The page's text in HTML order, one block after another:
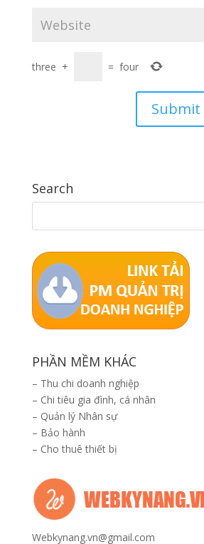
three + = four
Search
PHẦN MỀM KHÁC
– Thu chi doanh nghiệp
– Chi tiêu gia đình, cá nhân
– Quản lý Nhân sự
– Bảo hành
– Cho thuê thiết bị
Webkynang.vn@gmail.com